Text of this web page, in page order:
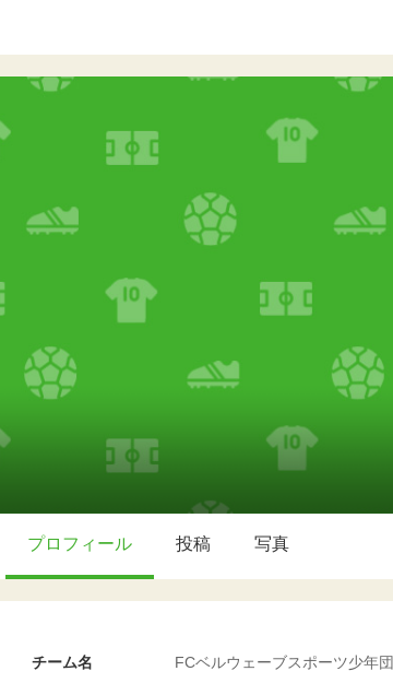
プロフィール 投稿 写真
チーム名 FCベルウェーブスポーツ少年団